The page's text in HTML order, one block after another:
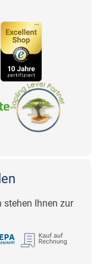
stehen Ihnen zur